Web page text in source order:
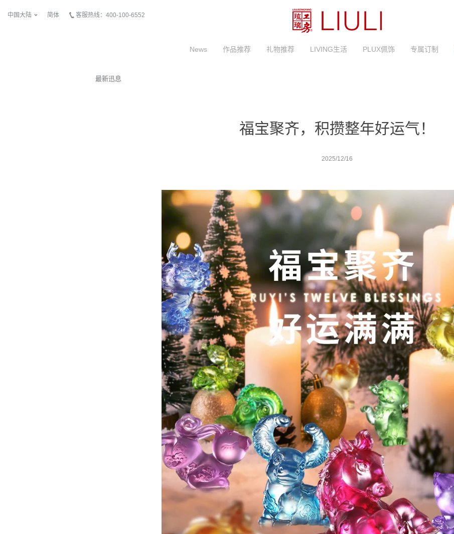
中国大陆 简体 客服热线：400-100-6552
News 作品推荐 礼物推荐 LIVING生活 PLUX佩饰 专属订制
最新迅息
福宝聚齐，积攒整年好运气！
2025/12/16